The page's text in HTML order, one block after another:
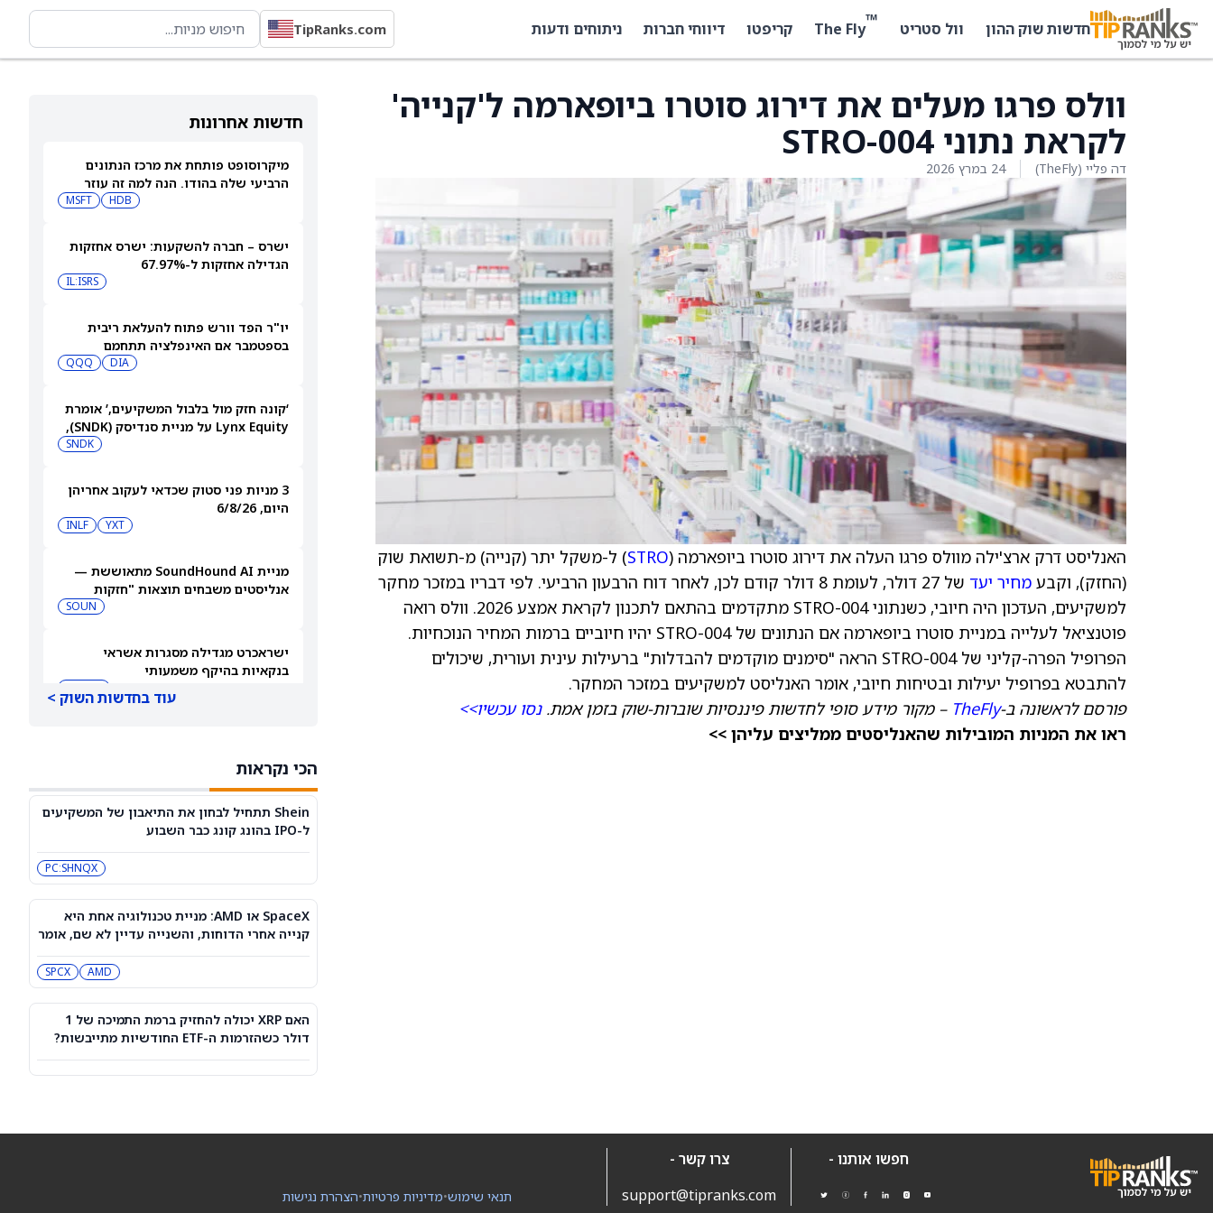
חדשות שוק ההון וול סטריט ™
The Fly קריפטו דיווחי חברות ניתוחים ודעות TipRanks.com
חדשות אחרונות
מיקרוסופט פותחת את מרכז הנתונים
הרביעי שלה בהודו. הנה למה זה עוזר
HDB
MSFT
ישרס – חברה להשקעות: ישרס אחזקות
הגדילה אחזקות ל-67.97%
IL:ISRS
יו"ר הפד וורש פתוח להעלאת ריבית
בספטמבר אם האינפלציה תתחמם
DIA
QQQ
‘קונה חזק מול בלבול המשקיעים,’ אומרת
Lynx Equity על מניית סנדיסק (SNDK),
SNDK
3 מניות פני סטוק שכדאי לעקוב אחריהן
היום, 6/8/26
YXT
INLF
מניית SoundHound AI מתאוששת —
אנליסטים משבחים תוצאות "חזקות
SOUN
ישראכרט מגדילה מסגרות אשראי
בנקאיות בהיקף משמעותי
Bioscience
מטריקס אי.טי.: מגדל חדלה להיות בעלת
עניין בחברה
IL:MTRX
מניית דאטאדוג (DDOG) יורדת למרות
העלאות במחירי היעד מצד אנליסטים
בכירים בוול סטריט
DT
DDOG
ספייס אקס בדיוק שחררה 911 מיליון
SPCX
S&P 500 עולה אחרי שאיראן ועומאן
הגיעו להסכם ‘עקרוני’ על הורמוז
מייסד ByteDance מורה להימנע מזיקוק
עוד בחדשות השוק >
הכי נקראות
Shein תתחיל לבחון את התיאבון של המשקיעים
ל-IPO בהונג קונג כבר השבוע
PC:SHNQX
SpaceX או AMD: מניית טכנולוגיה אחת היא
קנייה אחרי הדוחות, והשנייה עדיין לא שם, אומר
KeyBanc
AMD
SPCX
האם XRP יכולה להחזיק ברמת התמיכה של 1
דולר כשהזרמות ה-ETF החודשיות מתייבשות?
וולס פרגו מעלים את דירוג סוטרו ביופארמה ל'קנייה'
לקראת נתוני STRO-004
דה פליי (TheFly) 24 במרץ 2026
האנליסט דרק ארצ'ילה מוולס פרגו העלה את דירוג סוטרו ביופארמה (STRO) ל-משקל יתר (קנייה) מ-תשואת שוק
(החזק), וקבע מחיר יעד
של 27 דולר, לעומת 8 דולר קודם לכן, לאחר דוח הרבעון הרביעי. לפי דבריו במזכר מחקר
למשקיעים, העדכון היה חיובי, כשנתוני STRO-004 מתקדמים בהתאם לתכנון לקראת אמצע 2026. וולס רואה
פוטנציאל לעלייה במניית סוטרו ביופארמה אם הנתונים של STRO-004 יהיו חיוביים ברמות המחיר הנוכחיות.
הפרופיל הפרה-קליני של STRO-004 הראה "סימנים מוקדמים להבדלות" ברעילות עינית ועורית, שיכולים
להתבטא בפרופיל יעילות ובטיחות חיובי, אומר האנליסט למשקיעים במזכר המחקר.
פורסם לראשונה ב-TheFly – מקור מידע סופי לחדשות פיננסיות שוברות-שוק בזמן אמת.נסו עכשיו>>
ראו את המניות המובילות שהאנליסטים ממליצים עליהן >>
חפשו אותנו -
צרו קשר -
support@tipranks.com
הצהרת נגישות•מדיניות פרטיות•תנאי שימוש